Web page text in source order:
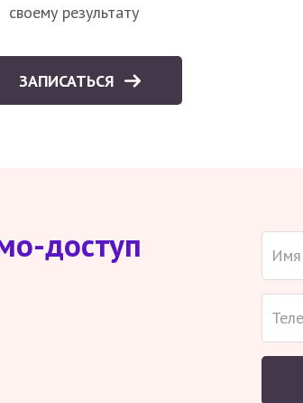
своему результату
ЗАПИСАТЬСЯ
доступ